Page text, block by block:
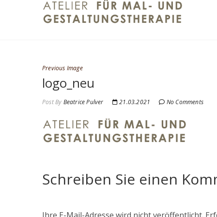
Previous Image
logo_neu
Post By Beatrice Pulver 21.03.2021 No Comments
Schreiben Sie einen